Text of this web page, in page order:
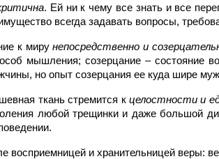
. Ей ни к чему все знать и все
всегда задавать вопросы,
к мирунепосредственно и
мышления; созерцание – состояние
но опыт созерцания ее куда шире
ткань стремится к целостности и
любой трещинки и даже большой
восприемницей и хранительницей веры: